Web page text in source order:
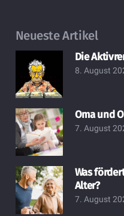
Neueste Artikel
Die
8. August
Oma und
7. August
Was
Alter?
7. August